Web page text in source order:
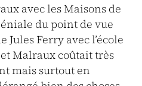
avec les Maisons de
du point de vue
Jules Ferry avec l’école
Malraux coûtait très
mais surtout en